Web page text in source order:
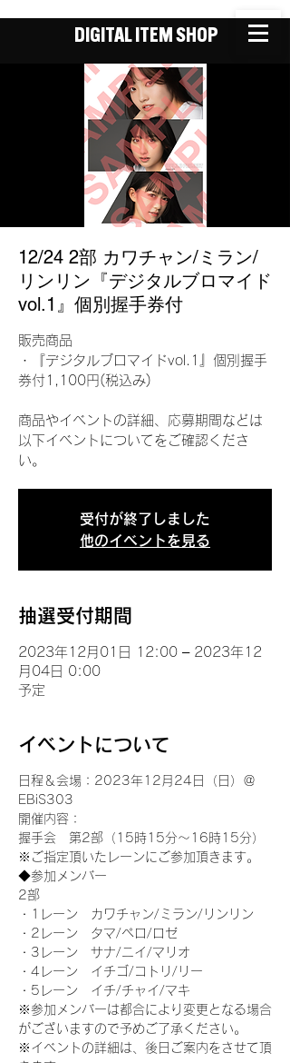
DIGITAL ITEM SHOP
12/24 2部 カワチャン/ミラン/
リンリン『デジタルブロマイド
vol.1』個別握手券付
販売商品
・『デジタルブロマイドvol.1』個別握手
券付1,100円(税込み)
商品やイベントの詳細、応募期間などは
以下イベントについてをご確認くださ
い。
受付が終了しました
他のイベントを見る
抽選受付期間
2023年12月01日 12:00 – 2023年12
月04日 0:00
予定
イベントについて
日程＆会場：2023年12月24日（日）＠
EBiS303
開催内容：
握手会　第2部（15時15分～16時15分）
※ご指定頂いたレーンにご参加頂きます。
◆参加メンバー
2部
・1レーン　カワチャン/ミラン/リンリン
・2レーン　タマ/ペロ/ロゼ
・3レーン　サナ/ニイ/マリオ
・4レーン　イチゴ/コトリ/リー
・5レーン　イチ/チャイ/マキ
※参加メンバーは都合により変更となる場合
がございますので予めご了承ください。
※イベントの詳細は、後日ご案内をさせて頂